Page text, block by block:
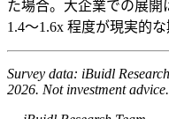
た場合。大企業での展開
1.4〜1.6x 程度が現実的な
Survey data: iBuidl
2026. Not investment advice.